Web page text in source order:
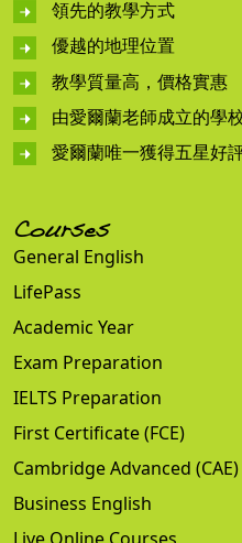
領先的教學方式
優越的地理位置
教學質量高，價格實惠
由愛爾蘭老師成立的學
愛爾蘭唯一獲得五星好
Courses
General English
LifePass
Academic Year
Exam Preparation
IELTS Preparation
First Certificate (FCE)
Cambridge Advanced (CAE)
Business English